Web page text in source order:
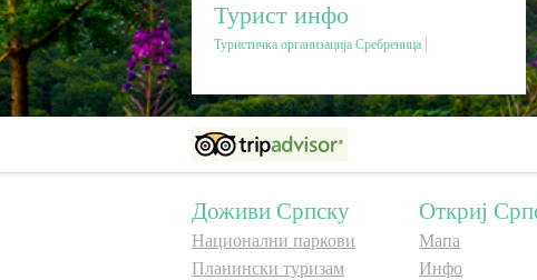
Турист инфо
Туристичка организација Сребреница
Доживи Српску
Национални паркови
Планински туризам
Откриј
Мапа
Инфо